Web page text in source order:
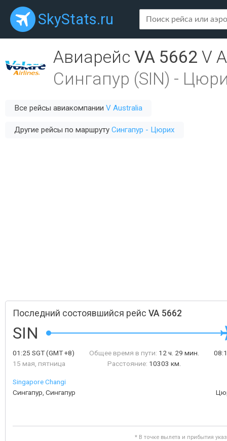
SkyStats.ru
Авиарейс VA 5662 V
Сингапур (SIN) -
Все рейсы авиакомпании V Australia
Другие рейсы по маршруту Сингапур - Цюрих
Последний состоявшийся рейс VA 5662
SIN
01:25 SGT(GMT +8)
15 мая, пятница
Общее время в пути: 12 ч. 29 мин.
Расстояние: 10303 км.
Singapore Changi
Сингапур, Сингапур
* В точке вылета и прибытия